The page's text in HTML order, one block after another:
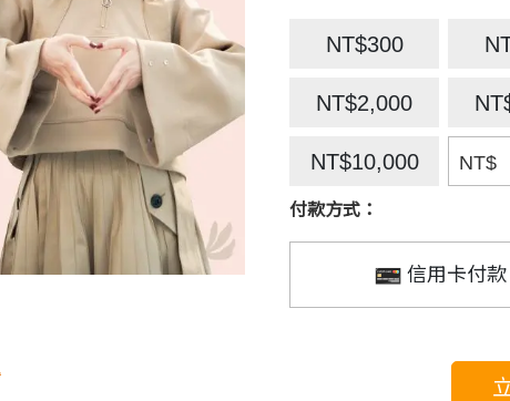
NT$300
NT$2,000
NT$10,000 NT$
付款方式：
信用卡付款